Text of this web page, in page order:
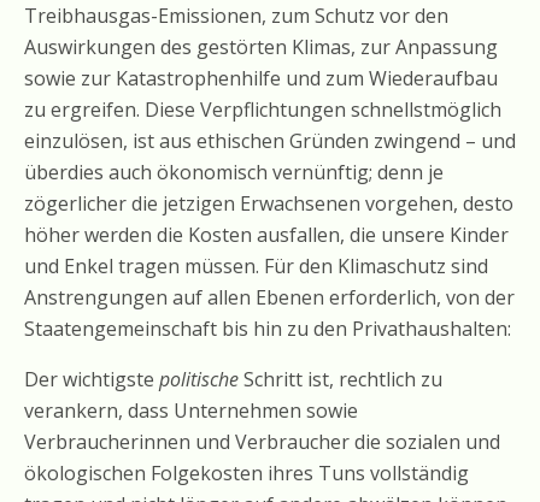
Treibhausgas-Emissionen, zum Schutz vor den
Auswirkungen des gestörten Klimas, zur Anpassung
sowie zur Katastrophenhilfe und zum Wiederaufbau
zu ergreifen. Diese Verpflichtungen schnellstmöglich
einzulösen, ist aus ethischen Gründen zwingend – und
überdies auch ökonomisch vernünftig; denn je
zögerlicher die jetzigen Erwachsenen vorgehen, desto
höher werden die Kosten ausfallen, die unsere Kinder
und Enkel tragen müssen. Für den Klimaschutz sind
Anstrengungen auf allen Ebenen erforderlich, von der
Staatengemeinschaft bis hin zu den Privathaushalten:
Der wichtigste politischeSchritt ist, rechtlich zu
verankern, dass Unternehmen sowie
Verbraucherinnen und Verbraucher die sozialen und
ökologischen Folgekosten ihres Tuns vollständig